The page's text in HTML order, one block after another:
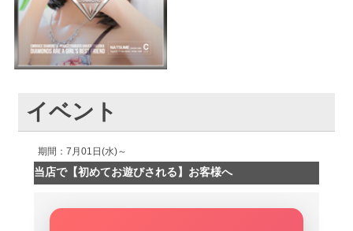
イベント
期間：7月01日(水)～
当店で【初めてお遊びされる】お客様へ